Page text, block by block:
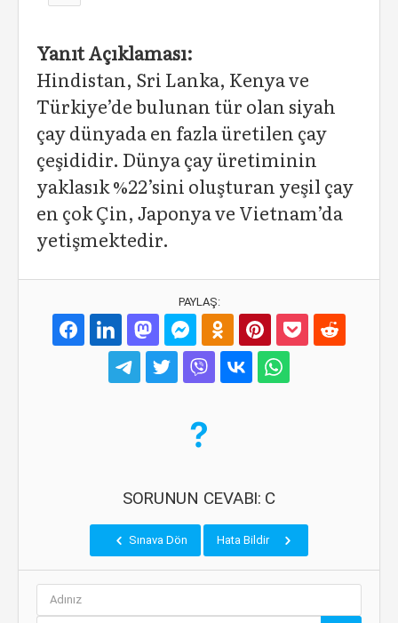
Yanıt Açıklaması:
Hindistan, Sri Lanka, Kenya ve
Türkiye’de bulunan tür olan siyah
çay dünyada en fazla üretilen çay
çeşididir. Dünya çay üretiminin
yaklasık %22’sini oluşturan yeşil çay
en çok Çin, Japonya ve Vietnam’da
yetişmektedir.
PAYLAŞ:
SORUNUN CEVABI: C
Sınava Dön Hata Bildir